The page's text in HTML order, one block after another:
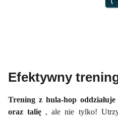
Efektywny
Trening z hula-hop
oraz talię , ale nie tylko!